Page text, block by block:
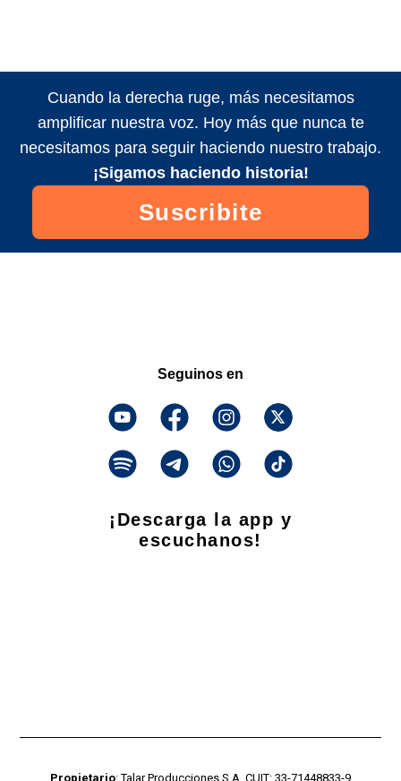
Cuando la derecha ruge, más necesitamos
amplificar nuestra voz. Hoy más que nunca te
necesitamos para seguir haciendo nuestro trabajo.
¡Sigamos haciendo historia!
Suscribite
Seguinos en
¡Descarga la app y
escuchanos!
Propietario: Talar Producciones S.A. CUIT: 33-71448833-9